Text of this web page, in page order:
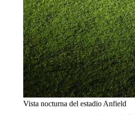
Vista nocturna del estadio Anfield